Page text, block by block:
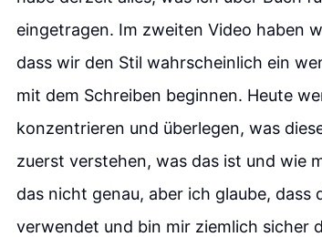
eingetragen. Im zweiten Video haben
dass wir den Stil wahrscheinlich ein
mit dem Schreiben beginnen. Heute
konzentrieren und überlegen, was
zuerst verstehen, was das ist und wie
das nicht genau, aber ich glaube, dass
verwendet und bin mir ziemlich sicher